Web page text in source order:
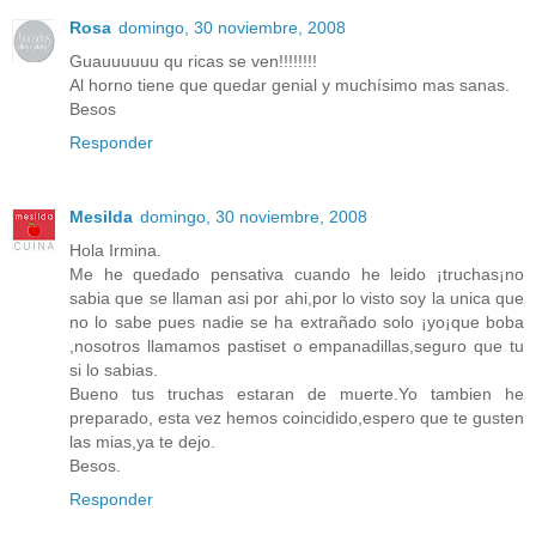
Rosa domingo, 30 noviembre, 2008
Guauuuuuu qu ricas se ven!!!!!!!!
Al horno tiene que quedar genial y muchísimo mas sanas.
Besos
Responder
Mesilda domingo, 30 noviembre, 2008
Hola Irmina.
Me he quedado pensativa cuando he leido ¡truchas¡no
sabia que se llaman asi por ahi,por lo visto soy la unica que
no lo sabe pues nadie se ha extrañado solo ¡yo¡que boba
,nosotros llamamos pastiset o empanadillas,seguro que tu
si lo sabias.
Bueno tus truchas estaran de muerte.Yo tambien he
preparado, esta vez hemos coincidido,espero que te gusten
las mias,ya te dejo.
Besos.
Responder